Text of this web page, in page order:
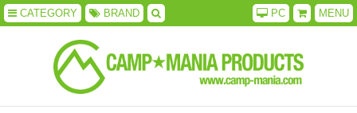
CATEGORY BRAND MENU
PC